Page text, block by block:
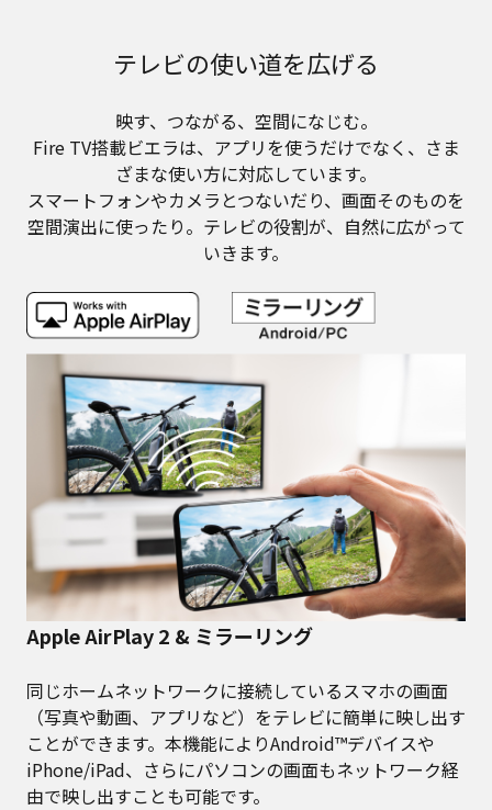
テレビの使い道を広げる
映す、つながる、空間になじむ。
Fire TV搭載ビエラは、アプリを使うだけでなく、さま
ざまな使い方に対応しています。
スマートフォンやカメラとつないだり、画面そのものを
空間演出に使ったり。テレビの役割が、自然に広がって
いきます。
Apple AirPlay 2 & ミラーリング
同じホームネットワークに接続しているスマホの画面
（写真や動画、アプリなど）をテレビに簡単に映し出す
ことができます。本機能によりAndroid™デバイスや
iPhone/iPad、さらにパソコンの画面もネットワーク経
由で映し出すことも可能です。